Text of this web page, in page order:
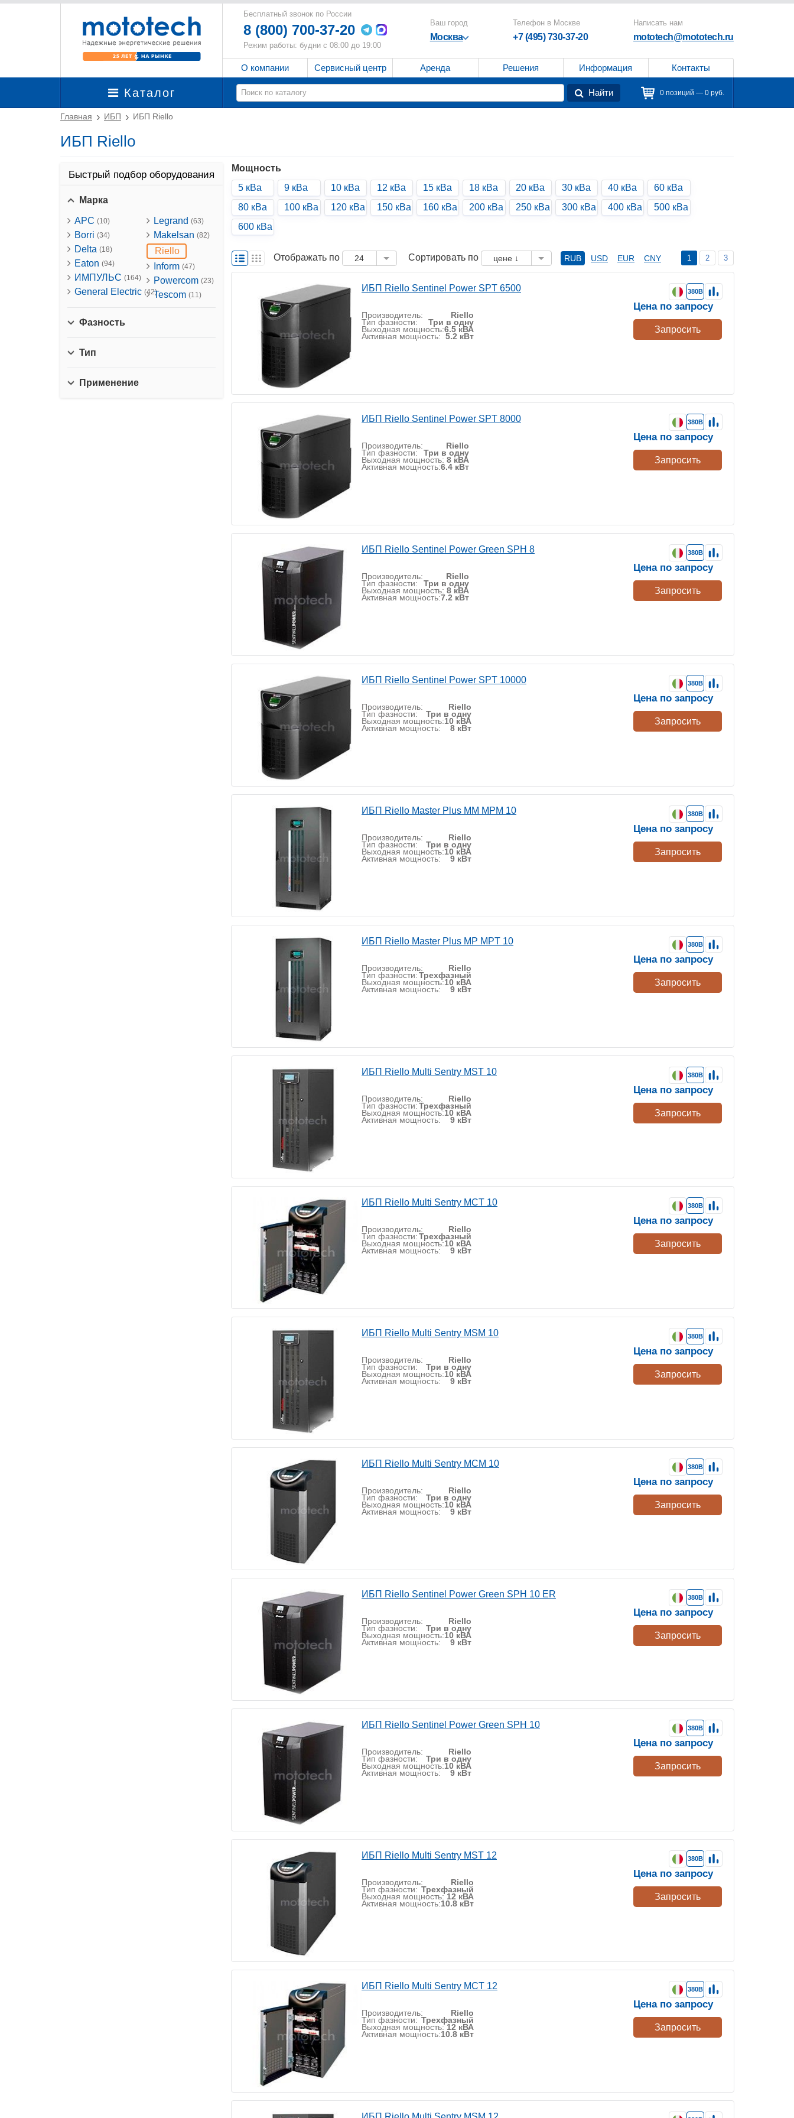
Бесплатный звонок по России
8 (800) 700-37-20
Режим работы: будни с 08:00 до 19:00
Ваш город
Москва
Телефон в Москве
+7 (495) 730-37-20
Написать нам
mototech@mototech.ru
О компании Сервисный центр Аренда Решения Информация Контакты
Каталог Найти 0 позиций — 0 руб.
Главная ИБП ИБП Riello
ИБП Riello
Быстрый подбор оборудования
Марка
APC (10)
Borri (34)
Delta (18)
Eaton (94)
ИМПУЛЬС (164)
General Electric (42)
Legrand (63)
Makelsan (82)
Riello
Inform (47)
Powercom (23)
Tescom (11)
Фазность
Тип
Применение
Мощность
5 кВа
9 кВа 10 кВа 12 кВа 15 кВа 18 кВа 20 кВа 30 кВа 40 кВа
60 кВа
80 кВа
100 кВа 120 кВа 150 кВа 160 кВа 200 кВа 250 кВа 300 кВа 400 кВа
500 кВа
600 кВа
Отображать по 24 Сортировать по цене ↓ RUB USD EUR CNY 1 2 3
ИБП Riello Sentinel Power SPT 6500
Производитель: Riello
Тип фазности: Три в одну
Выходная мощность:6.5 кВА
Активная мощность: 5.2 кВт
380В
Цена по запросу
Запросить
ИБП Riello Sentinel Power SPT 8000
Производитель: Riello
Тип фазности: Три в одну
Выходная мощность: 8 кВА
Активная мощность:6.4 кВт
380В
Цена по запросу
Запросить
ИБП Riello Sentinel Power Green SPH 8
Производитель: Riello
Тип фазности: Три в одну
Выходная мощность: 8 кВА
Активная мощность:7.2 кВт
380В
Цена по запросу
Запросить
ИБП Riello Sentinel Power SPT 10000
Производитель: Riello
Тип фазности: Три в одну
Выходная мощность:10 кВА
Активная мощность: 8 кВт
380В
Цена по запросу
Запросить
ИБП Riello Master Plus MM MPM 10
Производитель: Riello
Тип фазности: Три в одну
Выходная мощность:10 кВА
Активная мощность: 9 кВт
380В
Цена по запросу
Запросить
ИБП Riello Master Plus MP MPT 10
Производитель: Riello
Тип фазности:Трехфазный
Выходная мощность:10 кВА
Активная мощность: 9 кВт
380В
Цена по запросу
Запросить
ИБП Riello Multi Sentry MST 10
Производитель: Riello
Тип фазности:Трехфазный
Выходная мощность:10 кВА
Активная мощность: 9 кВт
380В
Цена по запросу
Запросить
ИБП Riello Multi Sentry MCT 10
Производитель: Riello
Тип фазности:Трехфазный
Выходная мощность:10 кВА
Активная мощность: 9 кВт
380В
Цена по запросу
Запросить
ИБП Riello Multi Sentry MSM 10
Производитель: Riello
Тип фазности: Три в одну
Выходная мощность:10 кВА
Активная мощность: 9 кВт
380В
Цена по запросу
Запросить
ИБП Riello Multi Sentry MCM 10
Производитель: Riello
Тип фазности: Три в одну
Выходная мощность:10 кВА
Активная мощность: 9 кВт
380В
Цена по запросу
Запросить
ИБП Riello Sentinel Power Green SPH 10 ER
Производитель: Riello
Тип фазности: Три в одну
Выходная мощность:10 кВА
Активная мощность: 9 кВт
380В
Цена по запросу
Запросить
ИБП Riello Sentinel Power Green SPH 10
Производитель: Riello
Тип фазности: Три в одну
Выходная мощность:10 кВА
Активная мощность: 9 кВт
380В
Цена по запросу
Запросить
ИБП Riello Multi Sentry MST 12
Производитель: Riello
Тип фазности: Трехфазный
Выходная мощность: 12 кВА
Активная мощность:10.8 кВт
380В
Цена по запросу
Запросить
ИБП Riello Multi Sentry MCT 12
Производитель: Riello
Тип фазности: Трехфазный
Выходная мощность: 12 кВА
Активная мощность:10.8 кВт
380В
Цена по запросу
Запросить